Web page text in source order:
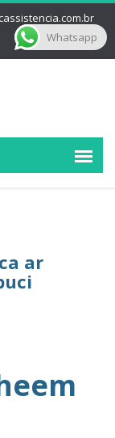
ar
Whatsapp